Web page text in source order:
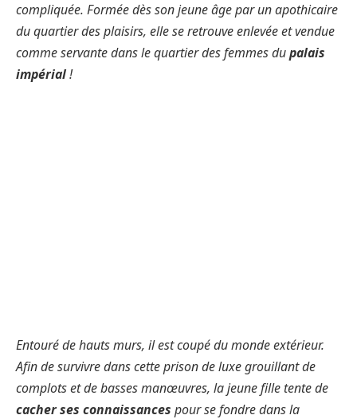
compliquée. Formée dès son jeune âge par un apothicaire
du quartier des plaisirs, elle se retrouve enlevée et vendue
comme servante dans le quartier des femmes dupalais
impérial!
Entouré de hauts murs, il est coupé du monde extérieur.
Afin de survivre dans cette prison de luxe grouillant de
complots et de basses manœuvres, la jeune fille tente de
cacher ses connaissances pour se fondre dans la